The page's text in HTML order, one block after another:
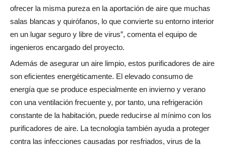
ofrecer la misma pureza en la aportación de aire que muchas
salas blancas y quirófanos, lo que convierte su entorno interior
en un lugar seguro y libre de virus”, comenta el equipo de
ingenieros encargado del proyecto.
Además de asegurar un aire limpio, estos purificadores de aire
son eficientes energéticamente. El elevado consumo de
energía que se produce especialmente en invierno y verano
con una ventilación frecuente y, por tanto, una refrigeración
constante de la habitación, puede reducirse al mínimo con los
purificadores de aire. La tecnología también ayuda a proteger
contra las infecciones causadas por resfriados, virus de la